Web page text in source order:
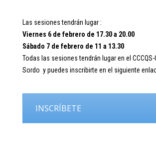
Las sesiones tendrán lugar :
Viernes 6 de febrero de 17.30 a 20.00
Sábado 7 de febrero de 11 a 13.30
Todas las sesiones tendrán lugar en el CCCQS-
Sordo y puedes inscribirte en el siguiente
INSCRÍBETE